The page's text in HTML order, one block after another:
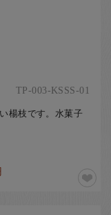
TP-003-KSSS-01
楊枝です。水菓子